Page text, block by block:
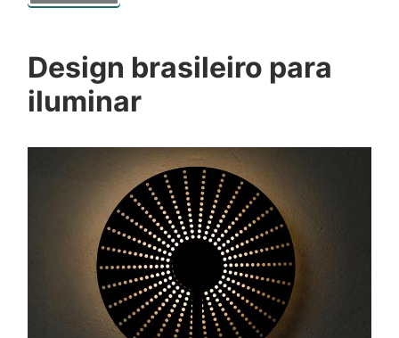
Design brasileiro para
iluminar